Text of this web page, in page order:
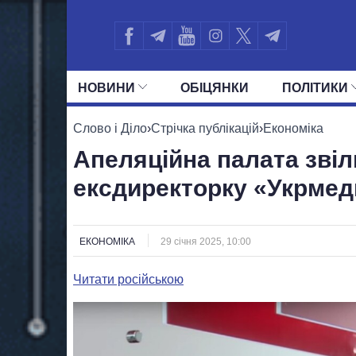
НОВИНИ ОБIЦЯНКИ ПОЛIТИКИ
УСІ ПОЛІТИКИ ПРЕЗИДЕНТ І ОФІС
Слово і Діло›Стрічка публікацій›Економіка
Апеляційна палата
ексдиректорку
ЕКОНОМІКА 29 січня 2025, 10:00
Читати російською